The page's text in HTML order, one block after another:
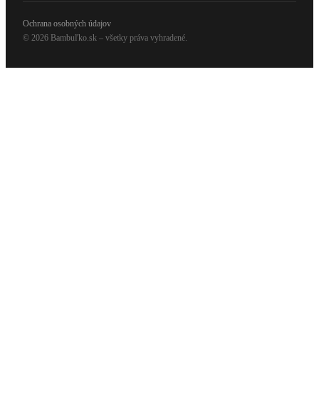
© 2026 Bambuľko.sk – všetky práva vyhradené.
Ochrana osobných údajov